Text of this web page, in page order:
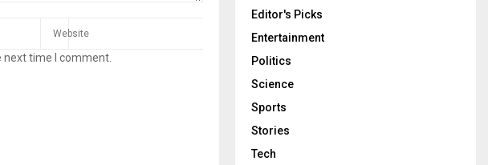
time I comment.
Editor's Picks
Entertainment
Politics
Science
Sports
Stories
Tech